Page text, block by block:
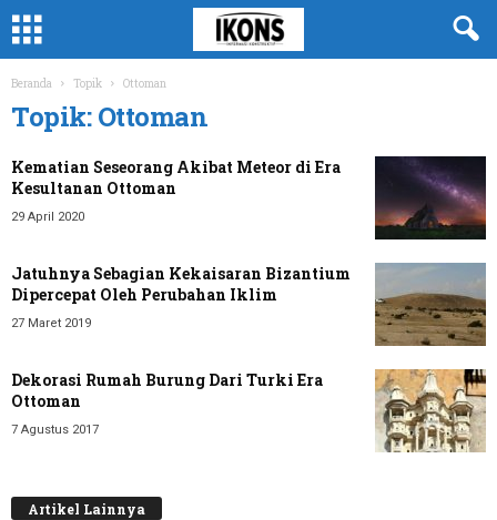
Beranda Topik Ottoman
Topik: Ottoman
Kematian Seseorang Akibat Meteor di Era
Kesultanan Ottoman
29 April 2020
Jatuhnya Sebagian Kekaisaran Bizantium
Dipercepat Oleh Perubahan Iklim
27 Maret 2019
Dekorasi Rumah Burung Dari Turki Era
Ottoman
7 Agustus 2017
Artikel Lainnya